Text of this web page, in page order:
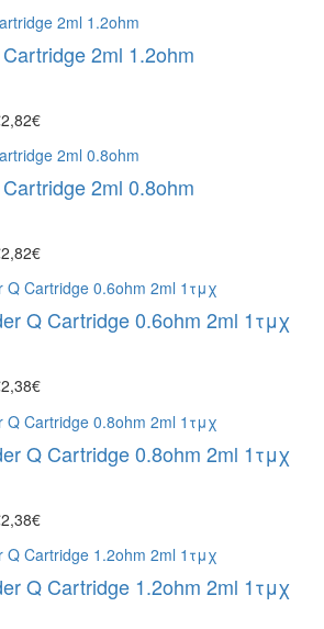
2ml 1.2ohm
2ml 0.8ohm
Q Cartridge 0.6ohm 2ml 1τμχ
Q Cartridge 0.8ohm 2ml 1τμχ
Q Cartridge 1.2ohm 2ml 1τμχ